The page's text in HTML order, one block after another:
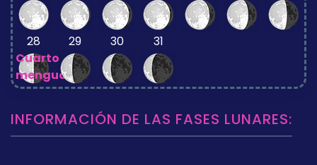
28
Cuarto
menguante
29 30 31
INFORMACIÓN DE LAS FASES LUNARES: